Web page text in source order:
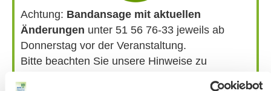
Achtung: Bandansage mit aktuellen
Änderungen unter 51 56 76-33 jeweils ab
Donnerstag vor der Veranstaltung.
Bitte beachten Sie unsere Hinweise zu